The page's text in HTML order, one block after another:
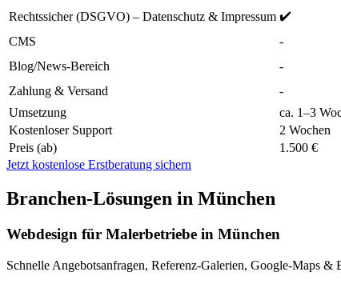
Rechtssicher (DSGVO) – Datenschutz & Impressum ✔️
CMS
-
Blog/News-Bereich
-
Zahlung & Versand
-
Umsetzung
ca. 1–3
Kostenloser Support
2 Wochen
Preis (ab)
1.500 €
Jetzt kostenlose Erstberatung sichern
Branchen-Lösungen in München
Webdesign für Malerbetriebe in München
Schnelle Angebotsanfragen, Referenz-Galerien, Google-Maps &